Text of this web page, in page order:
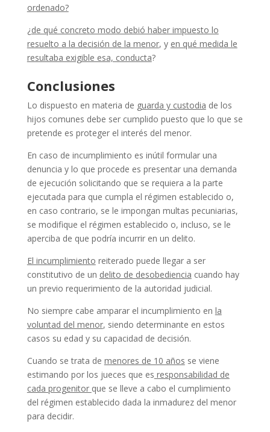
ordenado?
¿de qué concreto modo debió haber impuesto lo
resuelto a la decisión de la menor, y en qué medida le
resultaba exigible esa, conducta?
Conclusiones
Lo dispuesto en materia de guarda y custodia de los
hijos comunes debe ser cumplido puesto que lo que se
pretende es proteger el interés del menor.
En caso de incumplimiento es inútil formular una
denuncia y lo que procede es presentar una demanda
de ejecución solicitando que se requiera a la parte
ejecutada para que cumpla el régimen establecido o,
en caso contrario, se le impongan multas pecuniarias,
se modifique el régimen establecido o, incluso, se le
aperciba de que podría incurrir en un delito.
El incumplimiento reiterado puede llegar a ser
constitutivo de un delito de desobediencia cuando hay
un previo requerimiento de la autoridad judicial.
No siempre cabe amparar el incumplimiento en la
voluntad del menor, siendo determinante en estos
casos su edad y su capacidad de decisión.
Cuando se trata de menores de 10 años se viene
estimando por los jueces que es responsabilidad de
cada progenitor que se lleve a cabo el cumplimiento
del régimen establecido dada la inmadurez del menor
para decidir.